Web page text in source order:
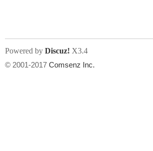
Powered by Discuz! X3.4
© 2001-2017 Comsenz Inc.